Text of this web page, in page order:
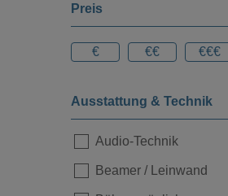
Preis
€ €€ €€€
Ausstattung & Technik
Audio-Technik
Beamer / Leinwand